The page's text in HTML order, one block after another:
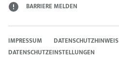
BARRIERE MELDEN
IMPRESSUM DATENSCHUTZHINWEIS
DATENSCHUTZEINSTELLUNGEN